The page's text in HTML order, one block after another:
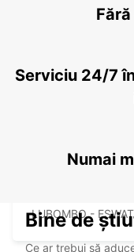
WITBANK
WITBANK -
LUBOMBO -
Serviciu 24/7
Numai
Bine de
Ce ar trebui să